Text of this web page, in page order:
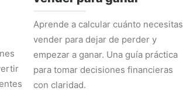
Aprende a calcular cuánto necesitas
vender para dejar de perder y
empezar a ganar. Una guía práctica
para tomar decisiones financieras
con claridad.